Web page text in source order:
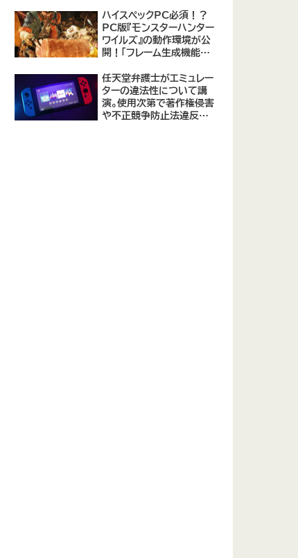
ハイスペックPC必須！？
PC版『モンスターハンター
ワイルズ』の動作環境が公
開！「フレーム生成機能を
のは無理がある」との声も
任天堂弁護士がエミュレー
ターの違法性について講
演。使用次第で著作権侵害
や不正競争防止法違反に